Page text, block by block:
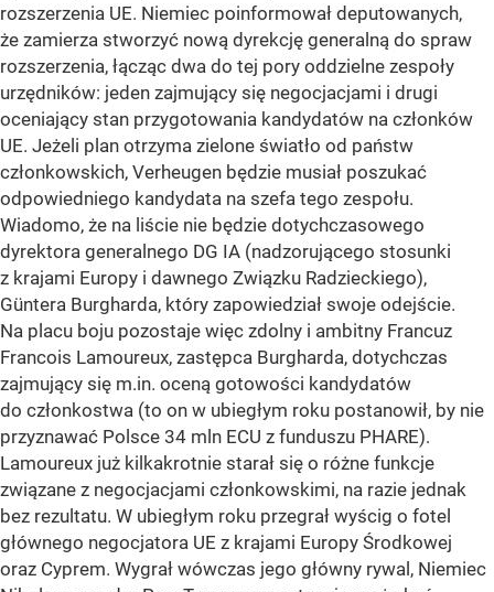
rozszerzenia UE. Niemiec poinformował deputowanych,
że zamierza stworzyć nową dyrekcję generalną do spraw
rozszerzenia, łącząc dwa do tej pory oddzielne zespoły
urzędników: jeden zajmujący się negocjacjami i drugi
oceniający stan przygotowania kandydatów na członków
UE. Jeżeli plan otrzyma zielone światło od państw
członkowskich, Verheugen będzie musiał poszukać
odpowiedniego kandydata na szefa tego zespołu.
Wiadomo, że na liście nie będzie dotychczasowego
dyrektora generalnego DG IA (nadzorującego stosunki
z krajami Europy i dawnego Związku Radzieckiego),
Güntera Burgharda, który zapowiedział swoje odejście.
Na placu boju pozostaje więc zdolny i ambitny Francuz
Francois Lamoureux, zastępca Burgharda, dotychczas
zajmujący się m.in. oceną gotowości kandydatów
do członkostwa (to on w ubiegłym roku postanowił, by nie
przyznawać Polsce 34 mln ECU z funduszu PHARE).
Lamoureux już kilkakrotnie starał się o różne funkcje
związane z negocjacjami członkowskimi, na razie jednak
bez rezultatu. W ubiegłym roku przegrał wyścig o fotel
głównego negocjatora UE z krajami Europy Środkowej
oraz Cyprem. Wygrał wówczas jego główny rywal, Niemiec